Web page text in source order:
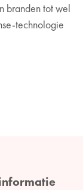
branden tot wel
technologie